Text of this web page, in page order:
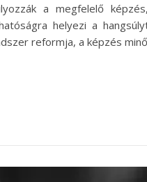
a megfelelő
helyezi a
reformja, a képzés